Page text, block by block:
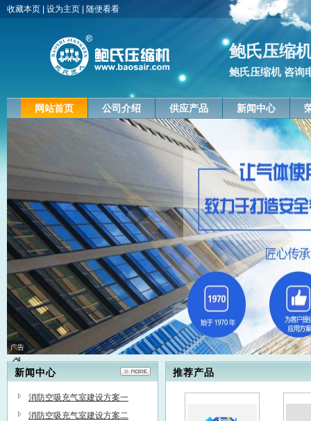
收藏本页 设为主页 随便看看
鲍氏压缩
鲍氏压缩机 咨询
网站首页 公司介绍 供应产品 新闻中心
广告
新闻中心
消防空吸充气室建设方案一
消防空吸充气室建设方案二
推荐产品